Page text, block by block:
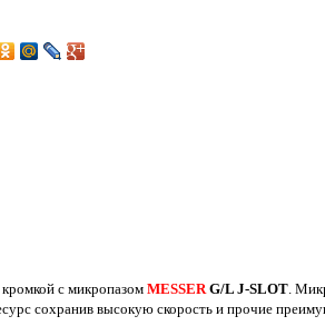
с микропазом MESSER G/L J-SLOT .
сохранив высокую скорость и прочие